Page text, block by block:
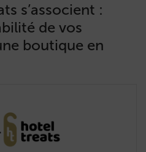
s’associent :
de vos
boutique en